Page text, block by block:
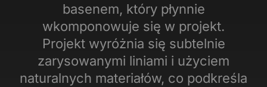
basenem, który płynnie
wkomponowuje się w projekt.
Projekt wyróżnia się subtelnie
zarysowanymi liniami i użyciem
naturalnych materiałów, co podkreśla